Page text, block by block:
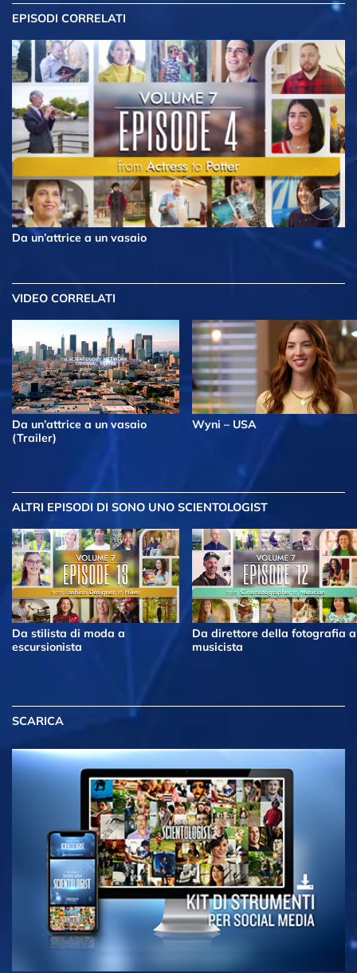
EPISODI CORRELATI
Da un’attrice a un vasaio
VIDEO CORRELATI
Da un’attrice a un vasaio
(Trailer)
Wyni – USA
ALTRI EPISODI DI SONO UNO SCIENTOLOGIST
Da stilista di moda a
escursionista
Da direttore della fotografia a
musicista
SCARICA